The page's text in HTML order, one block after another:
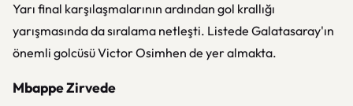
Yarı final karşılaşmalarının ardından gol krallığı
yarışmasında da sıralama netleşti. Listede Galatasaray'ın
önemli golcüsüVictor Osimhen de yer almakta.
Mbappe Zirvede